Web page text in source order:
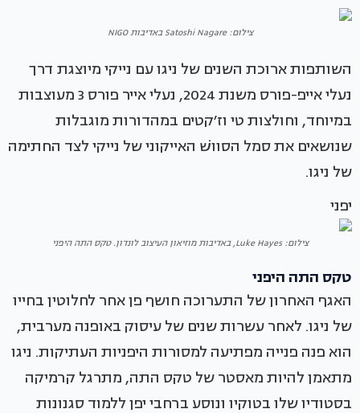
צילום: Satoshi Nagare באדיבות NIGO
השותפות ארוכת השנים של ניגו עם נייקי מיוצגת דרך
נעלי אייפ-פורס משנת 2024, נעלי אייר פורס 3 מעוצבות
במיוחד, וחולצות טי וז׳קטים במהדורות מוגבלות
שנושאים את סמל הסוושׁ האייקוני של נייקי לצד החתימה
של ניגו.
יפני
צילום: Luke Hayes, באדיבות מוזיאון העיצוב לונדון. טקס התה היפני
טקס התה היפני
האגף האחרון של התערוכה חושף פן אחר לחלוטין בחייו
של ניגו. לאחר עשרות שנים של עיסוק באופנה מערבית,
הוא פנה פנייה מפתיעה למסורות היפניות העתיקות. ניגו
מתאמן להיות מאסטר של טקס התה, מתרגל קרמיקה
בסטודיו שלו בטוקיו ונוסע ברחבי יפן ללמוד סגנונות